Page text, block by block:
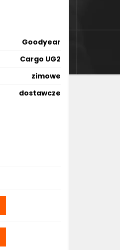
Goodyear
Cargo UG2
zimowe
dostawcze